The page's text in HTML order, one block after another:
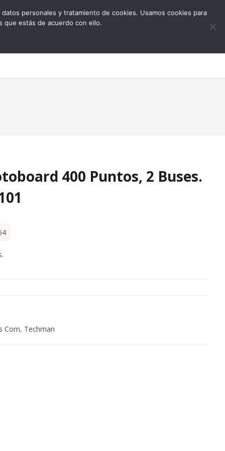
0
400 Puntos, 2 Buses.
Com, Techman
personales y tratamiento de cookies. Usamos cookies para
que estás de acuerdo con ello.